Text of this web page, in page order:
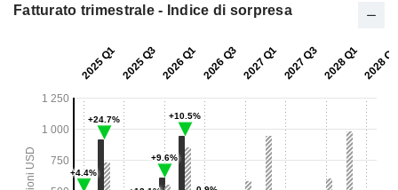
Fatturato trimestrale - Indice di sorpresa